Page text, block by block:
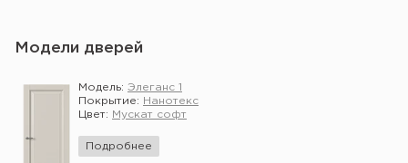
Модели дверей
Модель: Элеганс 1
Покрытие:
Нанотекс
Цвет:
Мускат софт
Подробнее